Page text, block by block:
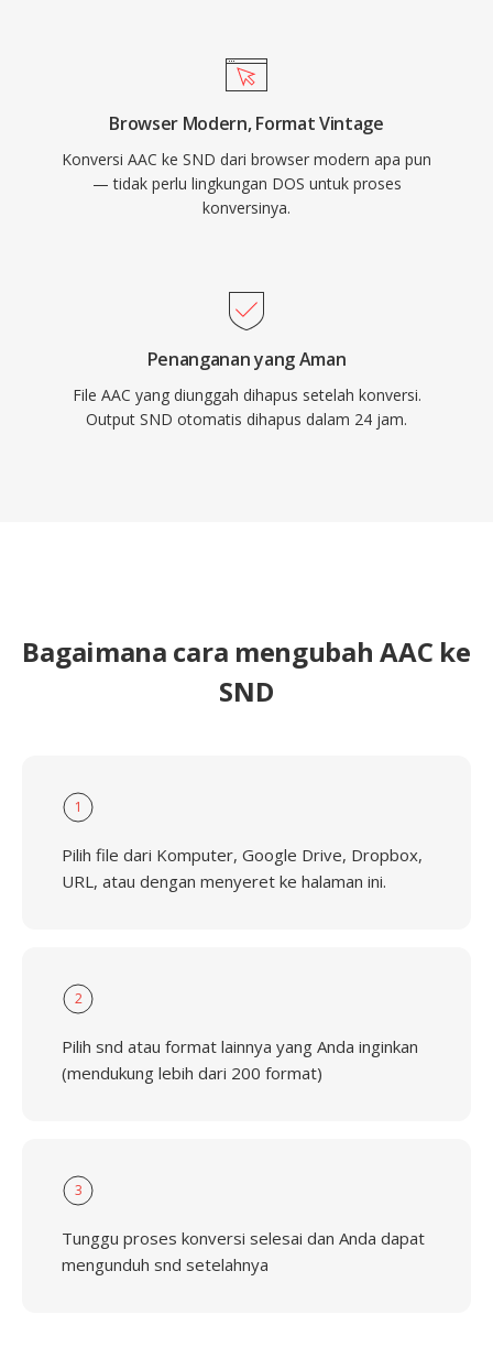
Browser Modern, Format Vintage
Konversi AAC ke SND dari browser modern apa pun
— tidak perlu lingkungan DOS untuk proses
konversinya.
Penanganan yang Aman
File AAC yang diunggah dihapus setelah konversi.
Output SND otomatis dihapus dalam 24 jam.
Bagaimana cara mengubah AAC ke
SND
1
Pilih file dari Komputer, Google Drive, Dropbox,
URL, atau dengan menyeret ke halaman ini.
2
Pilih snd atau format lainnya yang Anda inginkan
(mendukung lebih dari 200 format)
3
Tunggu proses konversi selesai dan Anda dapat
mengunduh snd setelahnya